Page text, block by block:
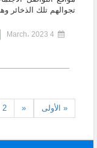
تجوالهم تلك الذخائر وهي: “66 طلقة مضادة للطائرات
« الأولى «
2